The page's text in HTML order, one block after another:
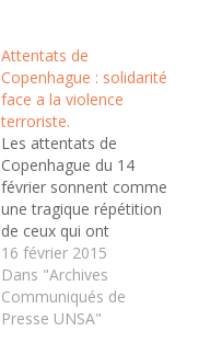
Attentats de
Copenhague : solidarité
face a la violence
terroriste.
Les attentats de
Copenhague du 14
février sonnent comme
une tragique répétition
de ceux qui ont
endeuillé la France
début janvier. La liberté
d’expression, les
policiers, les juifs : les
16 février 2015
Dans "Archives
Communiqués de
Presse UNSA"